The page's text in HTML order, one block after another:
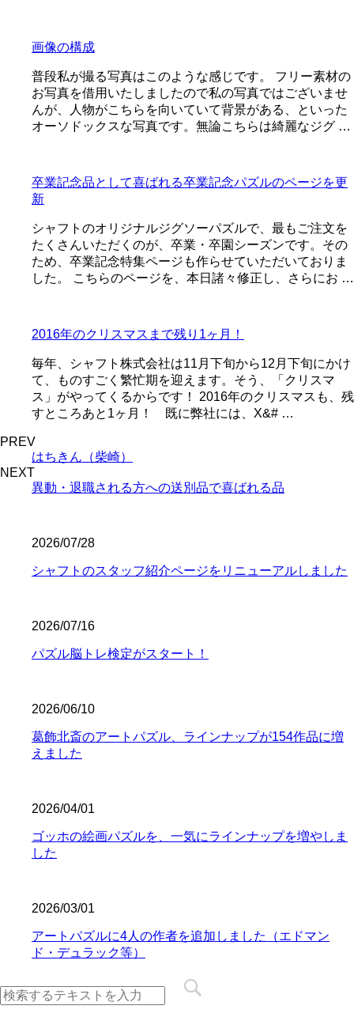
画像の構成
普段私が撮る写真はこのような感じです。 フリー素材の
お写真を借用いたしましたので私の写真ではございませ
んが、人物がこちらを向いていて背景がある、といった
オーソドックスな写真です。無論こちらは綺麗なジグ …
卒業記念品として喜ばれる卒業記念パズルのページを更
新
シャフトのオリジナルジグソーパズルで、最もご注文を
たくさんいただくのが、卒業・卒園シーズンです。その
ため、卒業記念特集ページも作らせていただいておりま
した。 こちらのページを、本日諸々修正し、さらにお …
2016年のクリスマスまで残り1ヶ月！
毎年、シャフト株式会社は11月下旬から12月下旬にかけ
て、ものすごく繁忙期を迎えます。そう、「クリスマ
ス」がやってくるからです！ 2016年のクリスマスも、残
すところあと1ヶ月！ 既に弊社には、X&# …
PREV
はちきん（柴崎）
NEXT
異動・退職される方への送別品で喜ばれる品
2026/07/28
シャフトのスタッフ紹介ページをリニューアルしました
2026/07/16
パズル脳トレ検定がスタート！
2026/06/10
葛飾北斎のアートパズル、ラインナップが154作品に増
えました
2026/04/01
ゴッホの絵画パズルを、一気にラインナップを増やしま
した
2026/03/01
アートパズルに4人の作者を追加しました（エドマン
ド・デュラック等）